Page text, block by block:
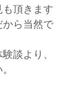
も頂きます
から当然で
談より、